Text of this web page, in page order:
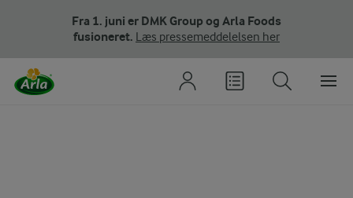
Fra 1. juni er DMK Group og Arla Foods
fusioneret. Læs pressemeddelelsen her